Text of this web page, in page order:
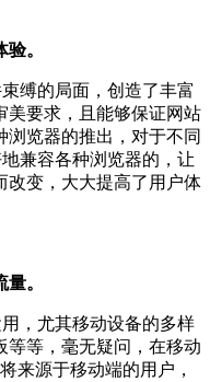
。
缚的局面，创造了丰富
美要求，且能够保证网站
览器的推出，对于不同
兼容各种浏览器的，让
改变，大大提高了用户体
。
，尤其移动设备的多样
等等，毫无疑问，在移动
来源于移动端的用户，